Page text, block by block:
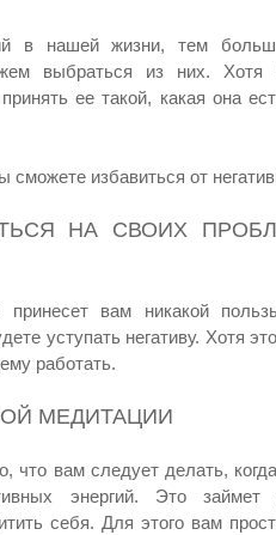
в нашей жизни, тем
выбраться из них. Хотя
ее такой, какая она
избавиться от
НА СВОИХ
принесет вам никакой
уступать негативу. Хотя
работать.
МЕДИТАЦИИ
что вам следует делать,
энергий. Это
себя. Для этого вам